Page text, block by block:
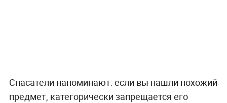
Спасатели напоминают: если вы нашли похожий
предмет, категорически запрещается его